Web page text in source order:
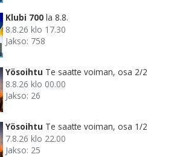
Klubi 700 la 8.8.
8.8.26 klo 17.30
Jakso: 758
Yösoihtu Te saatte voiman, osa 2/2
8.8.26 klo 00.00
Jakso: 26
Yösoihtu Te saatte voiman, osa 1/2
7.8.26 klo 22.00
Jakso: 25